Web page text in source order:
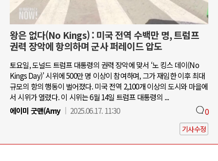
왕은 없다(No Kings) : 미국 전역 수백만 명, 트럼프
권력 장악에 항의하며 군사 퍼레이드 압도
토요일, 도널드 트럼프 대통령의 권력 장악에 맞서 ‘노 킹스 데이(No
Kings Day)’ 시위에 500만 명 이상이 참여하며, 그가 재임한 이후 최대
규모의 항의 행동이 벌어졌다. 미국 전역 2,100개 이상의 도시와 마을에
서 시위가 열렸다. 이 시위는 6월 14일 트럼프 대통령의 ...
에이미 굿맨(Amy
2025.06.17. 11:30 0
기사수정